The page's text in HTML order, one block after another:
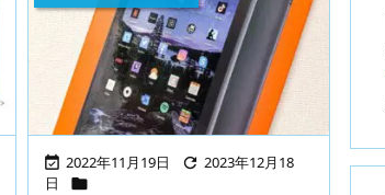
 2022年11月19日  2023年12月18
日
